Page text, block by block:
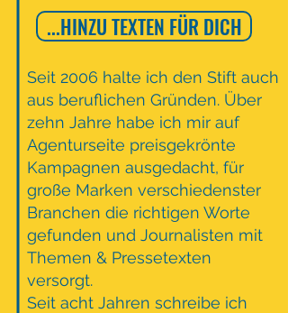
...HINZU TEXTEN FÜR DICH
Seit 2006 halte ich den Stift auch
aus beruflichen Gründen. Über
zehn Jahre habe ich mir auf
Agenturseite preisgekrönte
Kampagnen ausgedacht, für
große Marken verschiedenster
Branchen die richtigen Worte
gefunden und Journalisten mit
Themen & Pressetexten
versorgt.
Seit acht Jahren schreibe ich